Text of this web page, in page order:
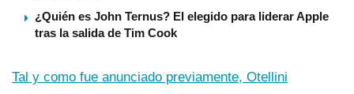
¿Quién es John Ternus? El elegido para liderar Apple
tras la salida de Tim Cook
Tal y como fue anunciado previamente, Otellini